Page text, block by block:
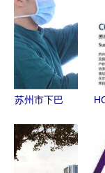
援湖北，协
美医院守望
相助
苏州市下巴
前10位排名
榜揭晓——